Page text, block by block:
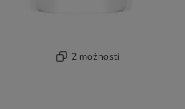
2 možností